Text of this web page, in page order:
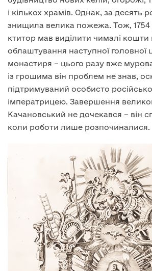
і кількох храмів. Однак, за десять
знищила велика пожежа. Тож,
ктитор мав виділити чималі кошти
облаштування наступної головної
монастиря – цього разу вже
із грошима він проблем не знав,
підтримуваний особисто
імператрицею. Завершення
Качановський не дочекався – він
коли роботи лише розпочиналися.